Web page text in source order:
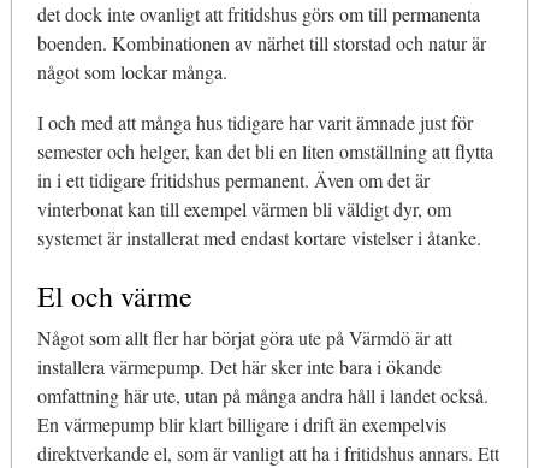
det dock inte ovanligt att fritidshus görs om till permanenta
boenden. Kombinationen av närhet till storstad och natur är
något som lockar många.
I och med att många hus tidigare har varit ämnade just för
semester och helger, kan det bli en liten omställning att flytta
in i ett tidigare fritidshus permanent. Även om det är
vinterbonat kan till exempel värmen bli väldigt dyr, om
systemet är installerat med endast kortare vistelser i åtanke.
El och värme
Något som allt fler har börjat göra ute på Värmdö är att
installera värmepump. Det här sker inte bara i ökande
omfattning här ute, utan på många andra håll i landet också.
En värmepump blir klart billigare i drift än exempelvis
direktverkande el, som är vanligt att ha i fritidshus annars. Ett